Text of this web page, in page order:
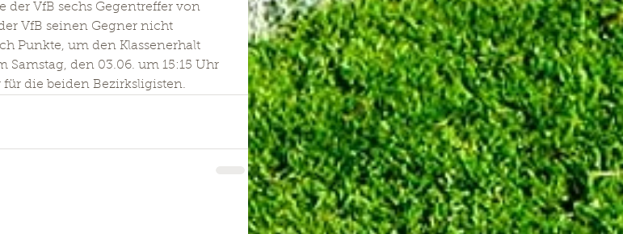
der VfB sechs Gegentreffer von
VfB seinen Gegner nicht
Punkte, um den Klassenerhalt
den 03.06. um 15:15 Uhr
die beiden Bezirksligisten.